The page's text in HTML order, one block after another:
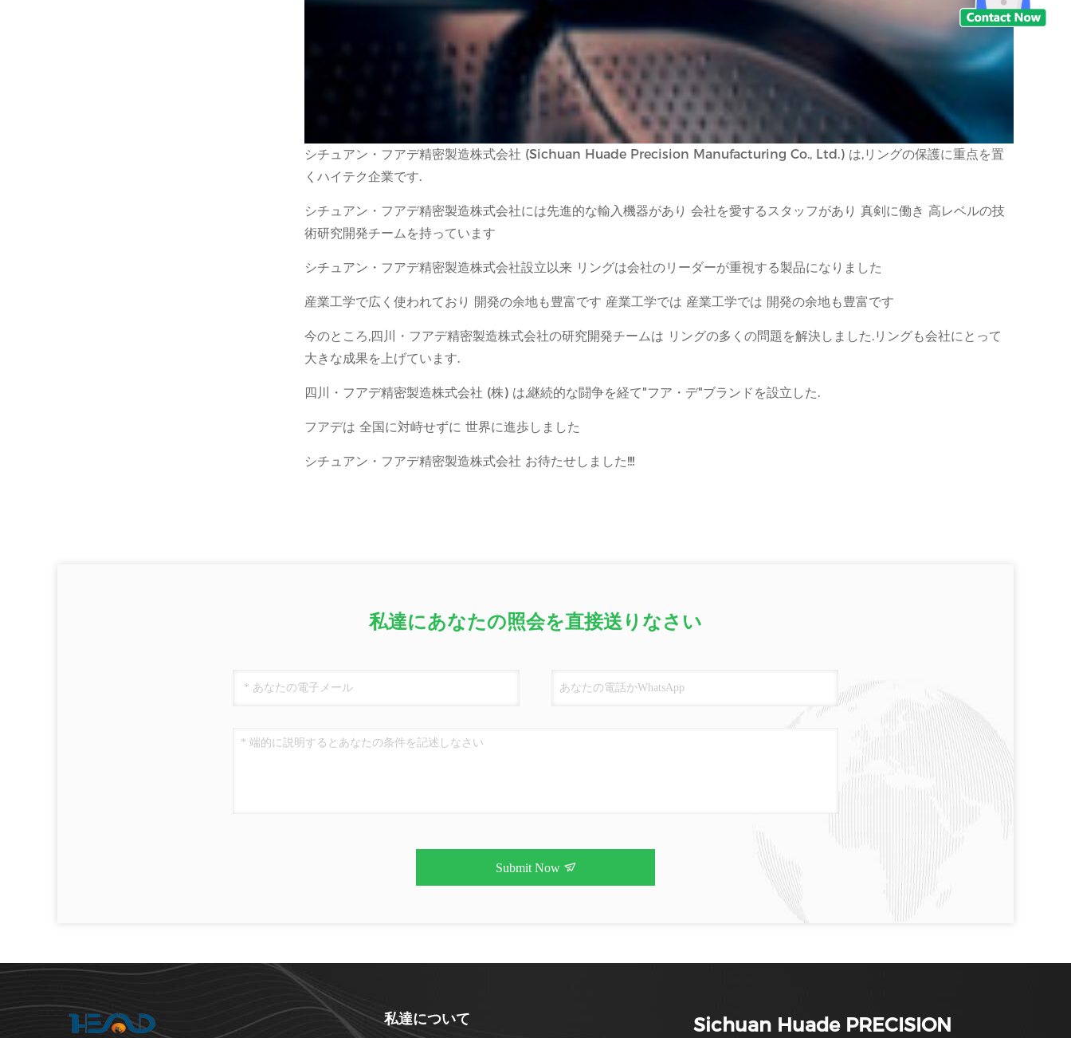
シチュアン・フアデ精密製造株式会社 (Sichuan Huade Precision Manufacturing Co., Ltd.) は,リングの保護に重点を置
くハイテク企業です.
シチュアン・フアデ精密製造株式会社には先進的な輸入機器があり 会社を愛するスタッフがあり 真剣に働き 高レベルの技
術研究開発チームを持っています
シチュアン・フアデ精密製造株式会社設立以来 リングは会社のリーダーが重視する製品になりました
産業工学で広く使われており 開発の余地も豊富です 産業工学では 産業工学では 開発の余地も豊富です
今のところ,四川・フアデ精密製造株式会社の研究開発チームは リングの多くの問題を解決しました.リングも会社にとって
大きな成果を上げています.
四川・フアデ精密製造株式会社 (株) は,継続的な闘争を経て"フア・デ"ブランドを設立した.
フアデは 全国に対峙せずに 世界に進歩しました
シチュアン・フアデ精密製造株式会社 お待たせしました!!!
私達にあなたの照会を直接送りなさい
Submit Now
私達について Sichuan Huade PRECISION